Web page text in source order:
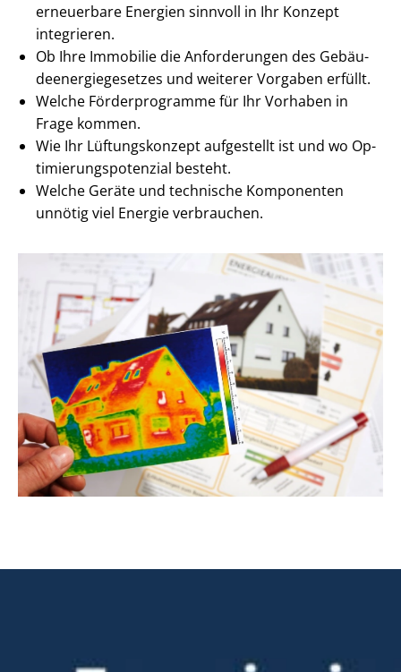
erneuerbare Energien sinnvoll in Ihr Konzept
integrieren.
Ob Ihre Immobilie die Anforderungen des Ge­bäu­
de­en­er­gie­ge­set­zes und weiterer Vorgaben erfüllt.
Welche Förderprogramme für Ihr Vorhaben in
Frage kommen.
Wie Ihr Lüftungskonzept aufgestellt ist und wo Op­
ti­mie­rungs­po­ten­zi­al besteht.
Welche Geräte und technische Komponenten
unnötig viel Energie verbrauchen.